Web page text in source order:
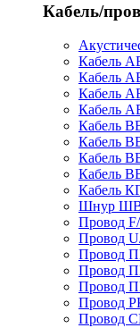
Кабель/
Кабель
Кабель
Кабель
Кабель
Кабель
Кабель
Кабель
Кабель
Кабель
Шнур
Провод
Провод
Провод
Провод
Провод
Провод
Провод